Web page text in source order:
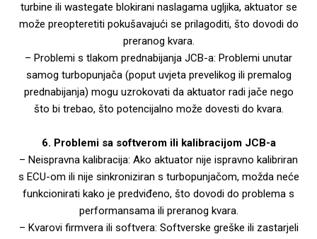
turbine ili wastegate blokirani naslagama ugljika, aktuator se
može preopteretiti pokušavajući se prilagoditi, što dovodi do
preranog kvara.
– Problemi s tlakom prednabijanja JCB-a: Problemi unutar
samog turbopunjača (poput uvjeta prevelikog ili premalog
prednabijanja) mogu uzrokovati da aktuator radi jače nego
što bi trebao, što potencijalno može dovesti do kvara.
6. Problemi sa softverom ili kalibracijom JCB-a
– Neispravna kalibracija: Ako aktuator nije ispravno kalibriran
s ECU-om ili nije sinkroniziran s turbopunjačom, možda neće
funkcionirati kako je predviđeno, što dovodi do problema s
performansama ili preranog kvara.
– Kvarovi firmvera ili softvera: Softverske greške ili zastarjeli